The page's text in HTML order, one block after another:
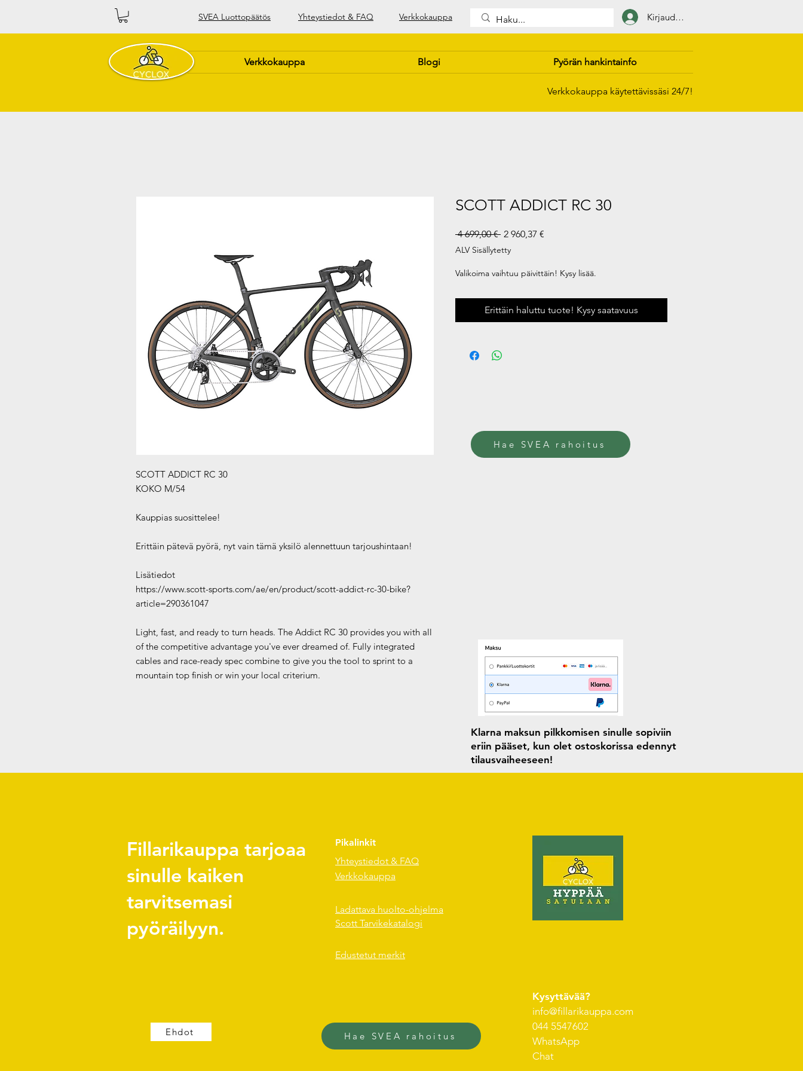
SVEA Luottopäätös Yhteystiedot & FAQ Verkkokauppa Kirjaudu sisään
Verkkokauppa Blogi Pyörän hankintainfo
Verkkokauppa käytettävissäsi 24/7!
SCOTT ADDICT RC 30
KOKO M/54
Kauppias suosittelee!
Erittäin pätevä pyörä, nyt vain tämä yksilö alennettuun tarjoushintaan!
Lisätiedot
https://www.scott-sports.com/ae/en/product/scott-addict-rc-30-bike?
article=290361047
Light, fast, and ready to turn heads. The Addict RC 30 provides you with all
of the competitive advantage you've ever dreamed of. Fully integrated
cables and race-ready spec combine to give you the tool to sprint to a
mountain top finish or win your local criterium.
SCOTT ADDICT RC 30
4 699,00 € Normaali
2 960,37 €
ALV Sisällytetty
Valikoima vaihtuu päivittäin! Kysy lisää.
Erittäin haluttu tuote! Kysy saatavuus
Hae SVEA rahoitus
Klarna maksun pilkkomisen sinulle sopiviin
eriin pääset, kun olet ostoskorissa edennyt
tilausvaiheeseen!
Fillarikauppa tarjoaa
sinulle kaiken
tarvitsemasi
pyöräilyyn.
Pikalinkit
Yhteystiedot & FAQ
Verkkokauppa
Ladattava huolto-ohjelma
Scott Tarvikekatalogi
Edustetut merkit
Ehdot Hae SVEA rahoitus
Kysyttävää?
info@fillarikauppa.com
044 5547602
WhatsApp
Chat